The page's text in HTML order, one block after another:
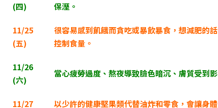
(四)
保溼。
11/25
(五)
很容易感到飢餓而貪吃或暴飲暴食，想減肥的
控制食量。
11/26
(六)
當心疲勞過度、熬夜導致臉色暗沉、膚質受到
11/27 以少許的健康堅果類代替油炸和零食，會讓身